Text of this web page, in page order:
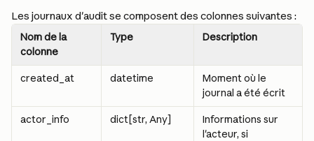
Les journaux d'audit se composent des colonnes suivantes :
Nom de la
colonne
Type Description
created_at datetime
Moment où le
journal a été écrit
actor_info dict[str, Any]
Informations sur
l'acteur, si